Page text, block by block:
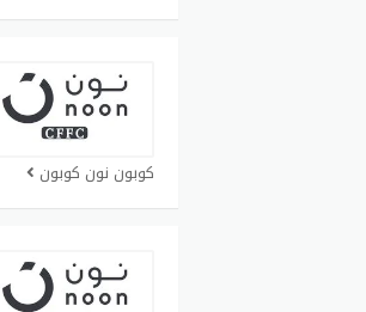
كوبون نون كوبون